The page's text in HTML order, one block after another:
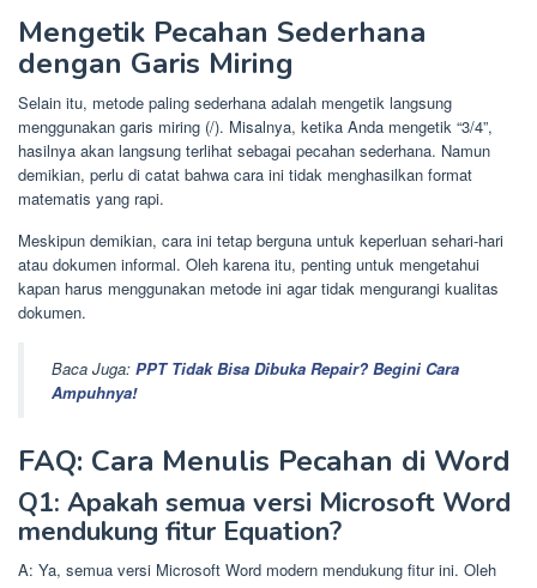
Mengetik Pecahan Sederhana
dengan Garis Miring
Selain itu, metode paling sederhana adalah mengetik langsung
menggunakan garis miring (/). Misalnya, ketika Anda mengetik “3/4”,
hasilnya akan langsung terlihat sebagai pecahan sederhana. Namun
demikian, perlu di catat bahwa cara ini tidak menghasilkan format
matematis yang rapi.
Meskipun demikian, cara ini tetap berguna untuk keperluan sehari-hari
atau dokumen informal. Oleh karena itu, penting untuk mengetahui
kapan harus menggunakan metode ini agar tidak mengurangi kualitas
dokumen.
Baca Juga: PPT Tidak Bisa Dibuka Repair? Begini Cara
Ampuhnya!
FAQ: Cara Menulis Pecahan di Word
Q1: Apakah semua versi Microsoft Word
mendukung fitur Equation?
A: Ya, semua versi Microsoft Word modern mendukung fitur ini. Oleh